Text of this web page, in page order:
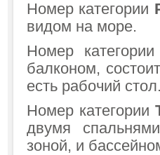
Номер категории
видом на море.
Номер категории
балконом,
есть рабочий
Номер категории
двумя
зоной, и